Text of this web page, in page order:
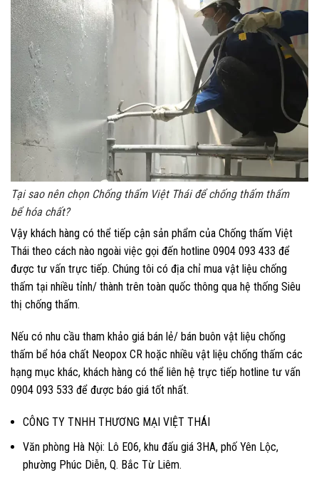
Tại sao nên chọn Chống thấm Việt Thái để chống thấm thấm
bể hóa chất?
Vậy khách hàng có thể tiếp cận sản phẩm của Chống thấm Việt
Thái theo cách nào ngoài việc gọi đến hotline 0904 093 433 để
được tư vấn trực tiếp. Chúng tôi có địa chỉ mua vật liệu chống
thấm tại nhiều tỉnh/ thành trên toàn quốc thông qua hệ thống Siêu
thị chống thấm.
Nếu có nhu cầu tham khảo giá bán lẻ/ bán buôn vật liệu chống
thấm bể hóa chất Neopox CR hoặc nhiều vật liệu chống thấm các
hạng mục khác, khách hàng có thể liên hệ trực tiếp hotline tư vấn
0904 093 533 để được báo giá tốt nhất.
CÔNG TY TNHH THƯƠNG MẠI VIỆT THÁI
Văn phòng Hà Nội: Lô E06, khu đấu giá 3HA, phố Yên Lộc,
phường Phúc Diễn, Q. Bắc Từ Liêm.